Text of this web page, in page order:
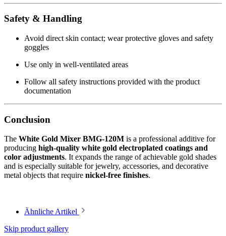
Safety & Handling
Avoid direct skin contact; wear protective gloves and safety
goggles
Use only in well-ventilated areas
Follow all safety instructions provided with the product
documentation
Conclusion
The White Gold Mixer BMG-120M is a professional additive for
producing high-quality white gold electroplated coatings and
color adjustments. It expands the range of achievable gold shades
and is especially suitable for jewelry, accessories, and decorative
metal objects that require nickel-free finishes.
Ähnliche Artikel
Skip product gallery